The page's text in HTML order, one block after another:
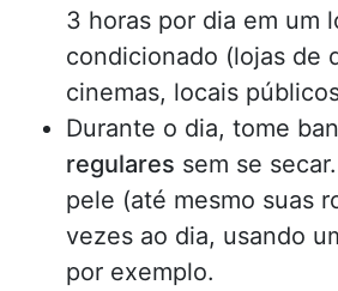
3 horas por dia em um
condicionado (lojas de
cinemas, locais
Durante o dia, tome
regulares sem se
pele (até mesmo suas
vezes ao dia, usando
por exemplo.